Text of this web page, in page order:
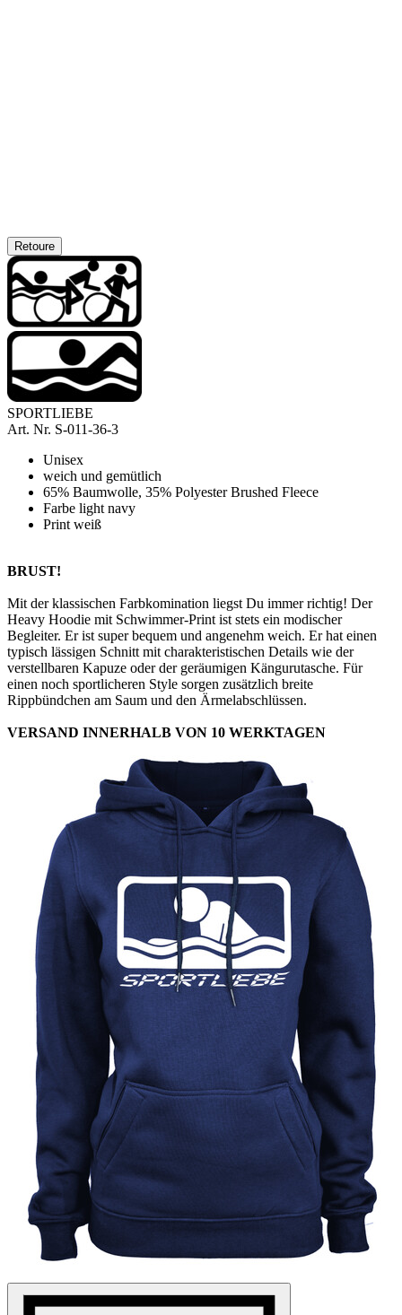
Retoure
SPORTLIEBE
Art. Nr. S-011-36-3
Unisex
weich und gemütlich
65% Baumwolle, 35% Polyester Brushed Fleece
Farbe light navy
Print weiß
BRUST!
Mit der klassischen Farbkomination liegst Du immer richtig! Der
Heavy Hoodie mit Schwimmer-Print ist stets ein modischer
Begleiter. Er ist super bequem und angenehm weich. Er hat einen
typisch lässigen Schnitt mit charakteristischen Details wie der
verstellbaren Kapuze oder der geräumigen Kängurutasche. Für
einen noch sportlicheren Style sorgen zusätzlich breite
Rippbündchen am Saum und den Ärmelabschlüssen.
VERSAND INNERHALB VON 10 WERKTAGEN